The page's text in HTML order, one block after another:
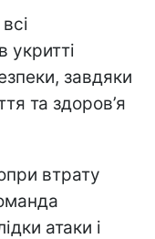
укритті
завдяки
та здоров’я
втрату
атаки і